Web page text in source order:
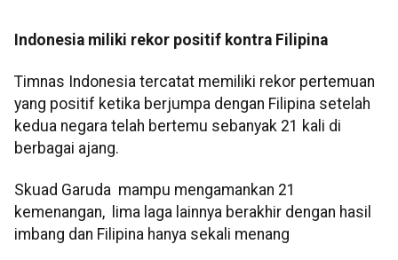
Indonesia miliki rekor positif kontra Filipina
Timnas Indonesia tercatat memiliki rekor pertemuan
yang positif ketika berjumpa dengan Filipina setelah
kedua negara telah bertemu sebanyak 21 kali di
berbagai ajang.
Skuad Garuda mampu mengamankan 21
kemenangan, lima laga lainnya berakhir dengan hasil
imbang dan Filipina hanya sekali menang